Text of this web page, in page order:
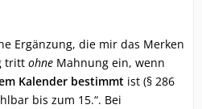
Ergänzung, die mir das Merken
tritt ohne Mahnung ein, wenn
Kalender bestimmt ist (§ 286
bis zum 15.“. Bei